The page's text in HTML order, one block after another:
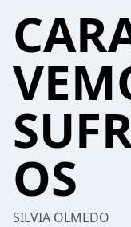
OS
SILVIA OLMEDO